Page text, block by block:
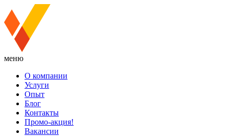
меню
О компании
Услуги
Опыт
Блог
Контакты
Промо-акция!
Вакансии